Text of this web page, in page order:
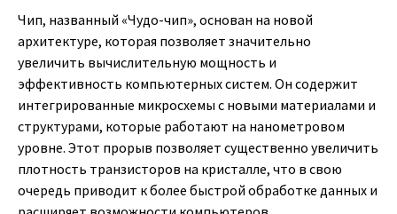
Чип, названный «Чудо-чип», основан на новой
архитектуре, которая позволяет значительно
увеличить вычислительную мощность и
эффективность компьютерных систем. Он содержит
интегрированные микросхемы с новыми материалами и
структурами, которые работают на нанометровом
уровне. Этот прорыв позволяет существенно увеличить
плотность транзисторов на кристалле, что в свою
очередь приводит к более быстрой обработке данных и